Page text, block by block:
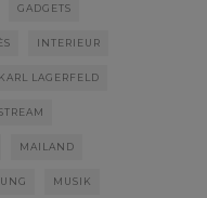
GADGETS
INTERIEUR
KARL LAGERFELD
MAILAND
MUSIK